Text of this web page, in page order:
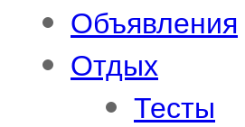
Объявления
Отдых
Тесты